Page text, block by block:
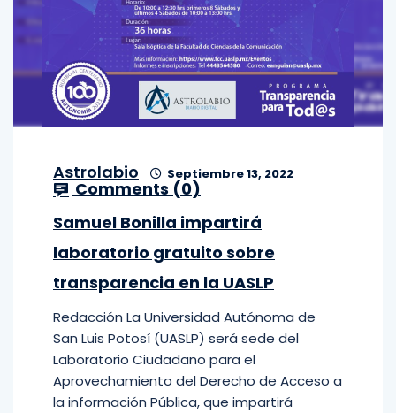
Astrolabio Septiembre 13, 2022
Comments (0)
Samuel Bonilla impartirá
laboratorio gratuito sobre
transparencia en la UASLP
Redacción La Universidad Autónoma de
San Luis Potosí (UASLP) será sede del
Laboratorio Ciudadano para el
Aprovechamiento del Derecho de Acceso a
la información Pública, que impartirá